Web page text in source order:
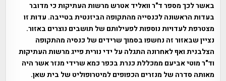
באשר לכך מספר ד"ר וואליד אטרש מרשות העתיקות כי מדובר
בעדות הראשונה לכנסייה מהתקופה הביזנטית בטייבה. עדות זו
מצטרפת לעדויות נוספות לפעילותם של תושבים נוצרים באזור.
נציין שבאזור זה נחשפו בסמוך שרידים של כנסיה מהתקופה
הצלבנית ואף לאחרונה התגלה על ידי נורית פייג מרשות העתיקות
וד"ר מוטי אביעם ממכללת כנרת בכפר כמא שרידי מנזר אשר היה
מאותה סדרה של מנזרים הכפופים למיטרופוליט של בית שאן.